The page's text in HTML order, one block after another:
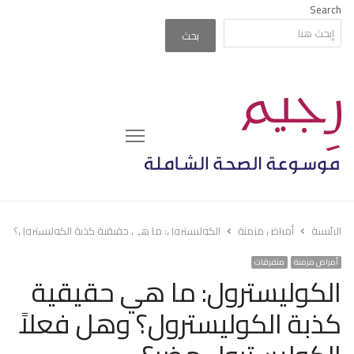
Search
بحث
Menu
الرئيسة أمراض مزمنة الكوليسترول: ما هي حقيقية كذبة الكوليسترول؟
أمراض مزمنة متفرقات
الكوليسترول: ما هي حقيقية
كذبة الكوليسترول؟ وهل فعلاً